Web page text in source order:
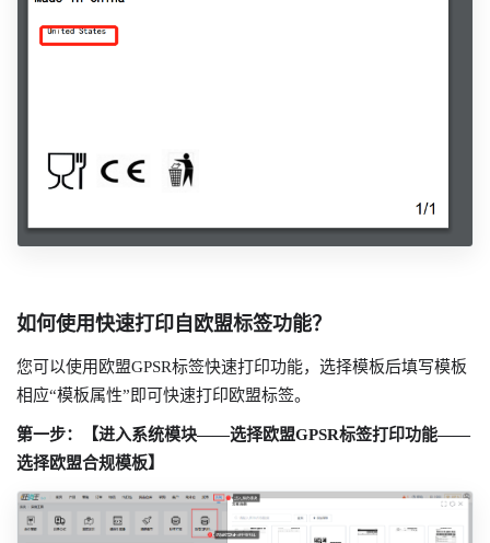
如何使用快速打印自欧盟标签功能？
您可以使用欧盟GPSR标签快速打印功能，选择模板后填写模板
相应“模板属性”即可快速打印欧盟标签。
第一步：【进入系统模块——选择欧盟GPSR标签打印功能——
选择欧盟合规模板】